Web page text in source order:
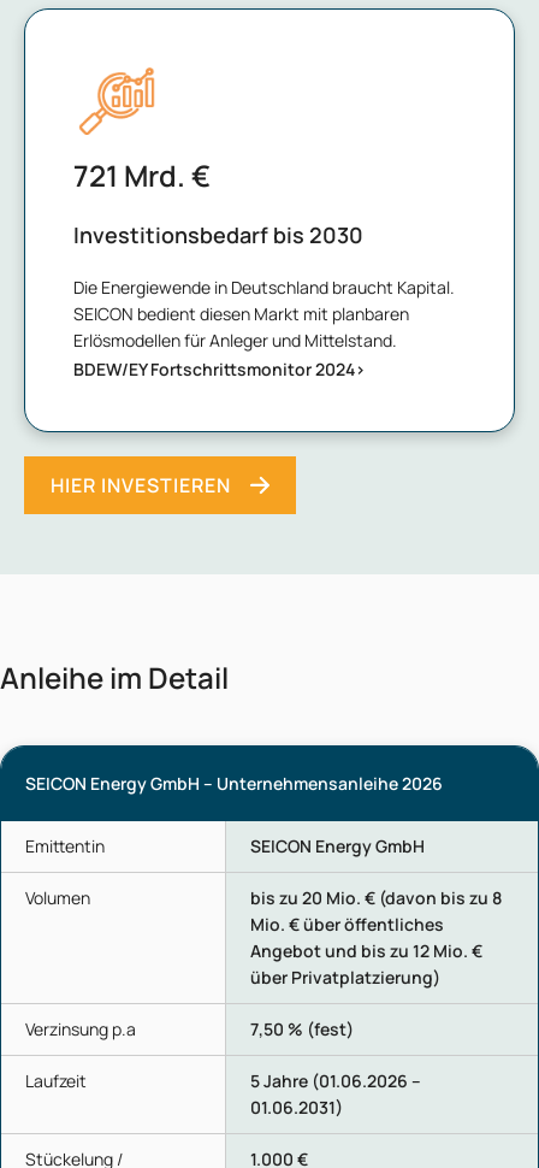
721 Mrd. €
Investitionsbedarf bis 2030
Die Energiewende in Deutschland braucht Kapital.
SEICON bedient diesen Markt mit planbaren
Erlösmodellen für Anleger und Mittelstand.
BDEW/EY Fortschrittsmonitor 2024>
HIER INVESTIEREN
Anleihe im Detail
SEICON Energy GmbH – Unternehmensanleihe 2026
Emittentin SEICON Energy GmbH
Volumen
bis zu 20 Mio. € (davon bis zu 8
Mio. € über öffentliches
Angebot und bis zu 12 Mio. €
über Privatplatzierung)
Verzinsung p.a 7,50 % (fest)
Laufzeit
5 Jahre (01.06.2026 –
01.06.2031)
Stückelung /
1.000 €